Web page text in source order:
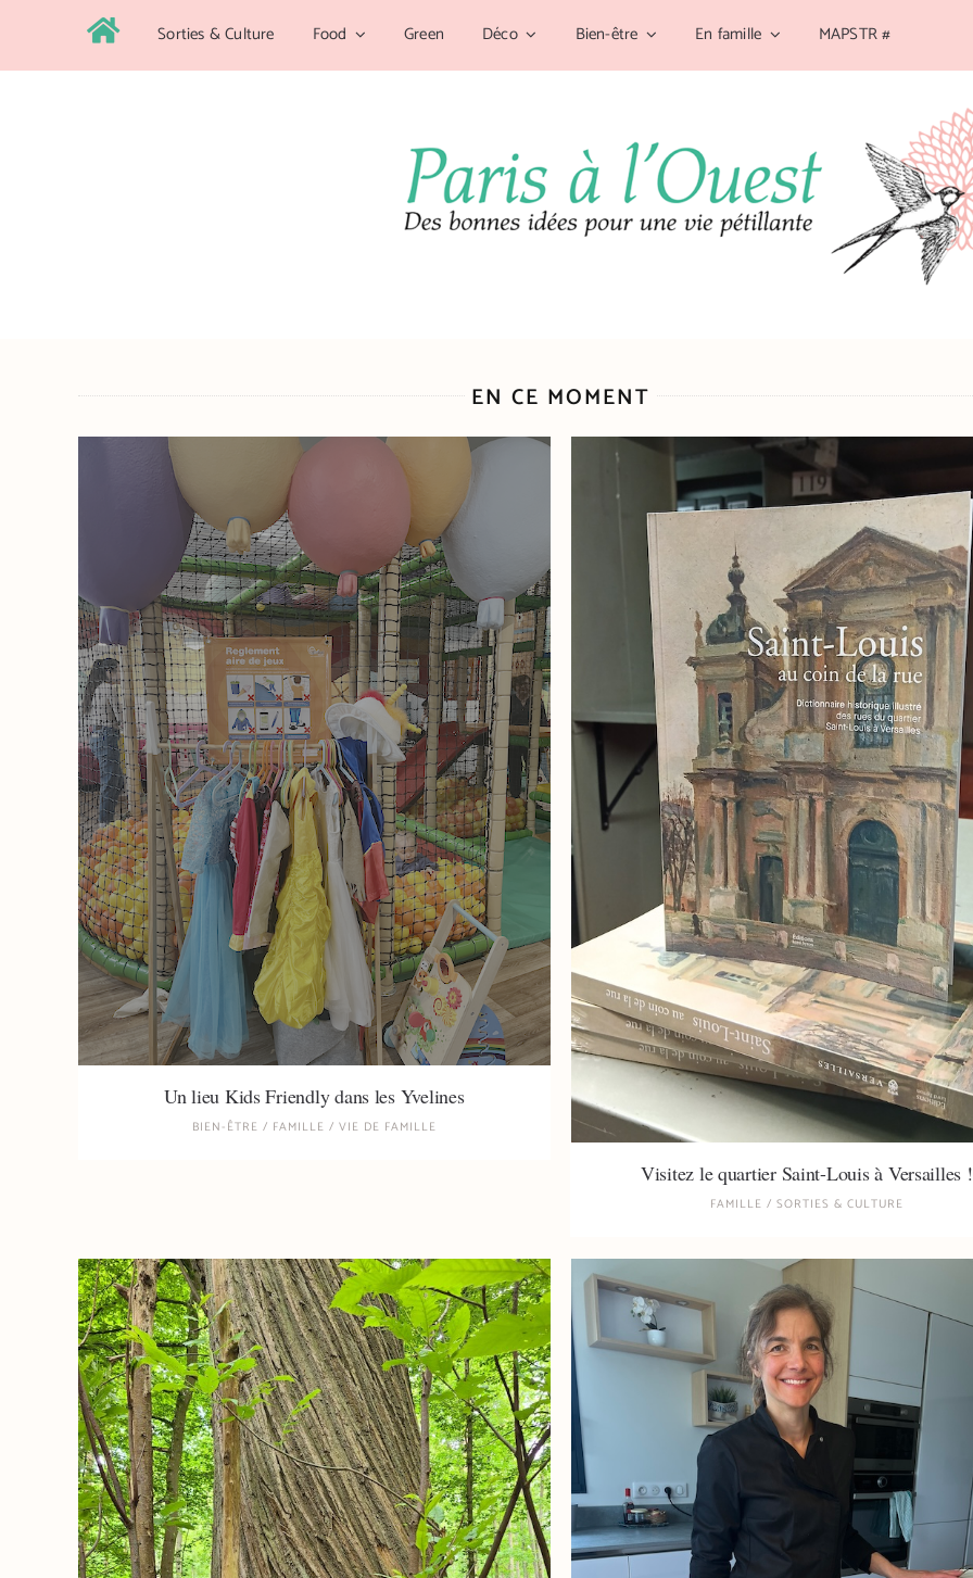
content
Accueil Sorties & Culture Food Green Déco Bien-être En famille MAPSTR #
EN CE MOMENT
Un lieu Kids Friendly dans les Yvelines
BIEN-ÊTRE / FAMILLE / VIE DE FAMILLE
Visitez le quartier Saint-Louis à Versailles !
FAMILLE / SORTIES & CULTURE